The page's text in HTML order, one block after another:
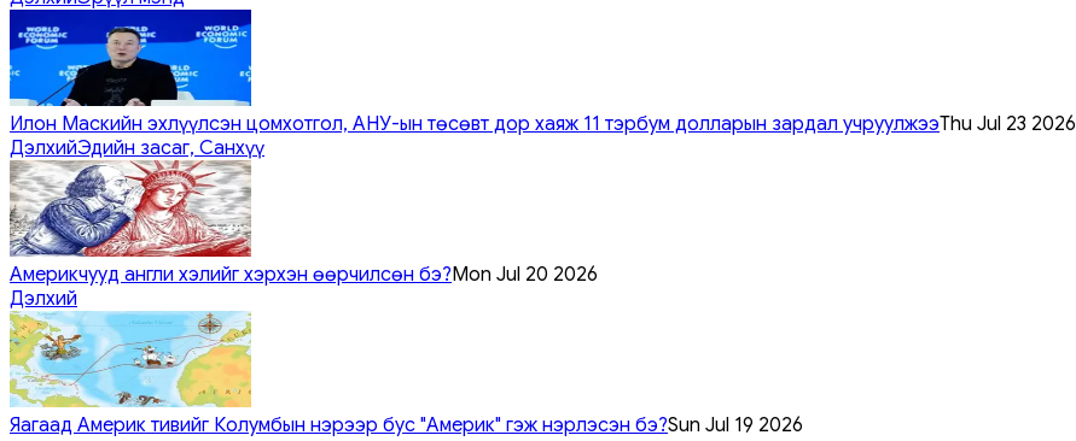
Илон Маскийн эхлүүлсэн цомхотгол, АНУ-ын төсөвт дор хаяж 11 тэрбум долларын зардал учруулжээThu Jul 23 2026
ДэлхийЭдийн засаг, Санхүү
Америкчууд англи хэлийг хэрхэн өөрчилсөн бэ?Mon Jul 20 2026
Дэлхий
Яагаад Америк тивийг Колумбын нэрээр бус "Америк" гэж нэрлэсэн бэ?Sun Jul 19 2026